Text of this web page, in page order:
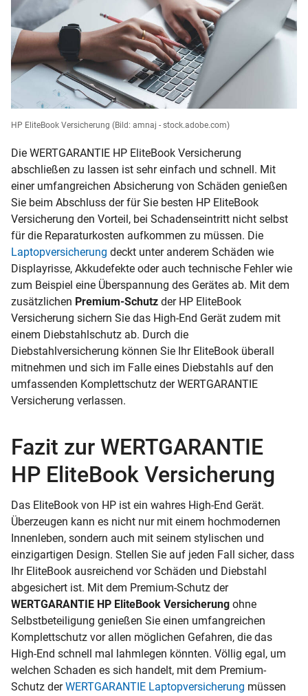
HP EliteBook Versicherung (Bild: amnaj - stock.adobe.com)
Die WERTGARANTIE HP EliteBook Versicherung
abschließen zu lassen ist sehr einfach und schnell. Mit
einer umfangreichen Absicherung von Schäden genießen
Sie beim Abschluss der für Sie besten HP EliteBook
Versicherung den Vorteil, bei Schadenseintritt nicht selbst
für die Reparaturkosten aufkommen zu müssen. Die
Laptopversicherung deckt unter anderem Schäden wie
Displayrisse, Akkudefekte oder auch technische Fehler wie
zum Beispiel eine Überspannung des Gerätes ab. Mit dem
zusätzlichen Premium-Schutz der HP EliteBook
Versicherung sichern Sie das High-End Gerät zudem mit
einem Diebstahlschutz ab. Durch die
Diebstahlversicherung können Sie Ihr EliteBook überall
mitnehmen und sich im Falle eines Diebstahls auf den
umfassenden Komplettschutz der WERTGARANTIE
Versicherung verlassen.
Fazit zur WERTGARANTIE
HP EliteBook Versicherung
Das EliteBook von HP ist ein wahres High-End Gerät.
Überzeugen kann es nicht nur mit einem hochmodernen
Innenleben, sondern auch mit seinem stylischen und
einzigartigen Design. Stellen Sie auf jeden Fall sicher, dass
Ihr EliteBook ausreichend vor Schäden und Diebstahl
abgesichert ist. Mit dem Premium-Schutz der
WERTGARANTIE HP EliteBook Versicherung ohne
Selbstbeteiligung genießen Sie einen umfangreichen
Komplettschutz vor allen möglichen Gefahren, die das
High-End schnell mal lahmlegen könnten. Völlig egal, um
welchen Schaden es sich handelt, mit dem Premium-
Schutz derWERTGARANTIE Laptopversicherung müssen